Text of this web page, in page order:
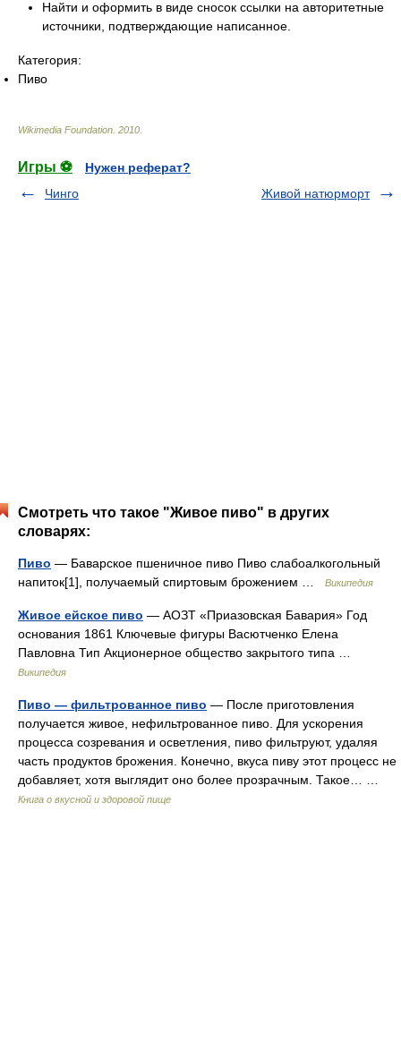
Найти и оформить в виде сносок ссылки на авторитетные
источники, подтверждающие написанное.
Категория:
Пиво
Wikimedia Foundation 2010
Игры ⚽
Нужен реферат?
Чинго
Живой натюрморт
Смотреть что такое "Живое пиво" в других
словарях:
Пиво — Баварское пшеничное пиво Пиво слабоалкогольный
напиток[1], получаемый спиртовым брожением …
Википедия
Живое ейское пиво — АОЗТ «Приазовская Бавария» Год
основания 1861 Ключевые фигуры Васютченко Елена
Павловна Тип Акционерное общество закрытого типа …
Википедия
Пиво — фильтрованное пиво — После приготовления
получается живое, нефильтрованное пиво. Для ускорения
процесса созревания и осветления, пиво фильтруют, удаляя
часть продуктов брожения. Конечно, вкуса пиву этот процесс не
добавляет, хотя выглядит оно более прозрачным. Такое… …
Книга о вкусной и здоровой пище